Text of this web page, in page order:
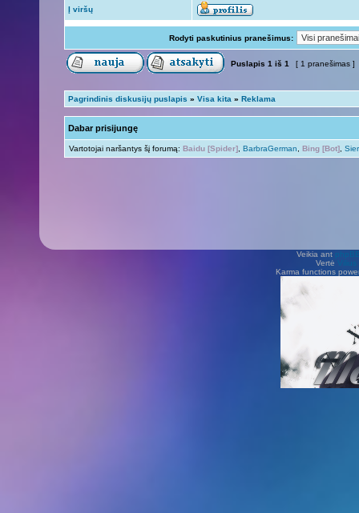
Į viršų
Rodyti paskutinius pranešimus:
Puslapis 1 iš 1 [ 1 pranešimas ]
Pagrindinis diskusijų puslapis » Visa kita » Reklama
Dabar prisijungę
Vartotojai naršantys šį forumą: Baidu [Spider] BarbraGerman Bing [Bot]
Veikia ant
Vertė Vilius
Karma functions